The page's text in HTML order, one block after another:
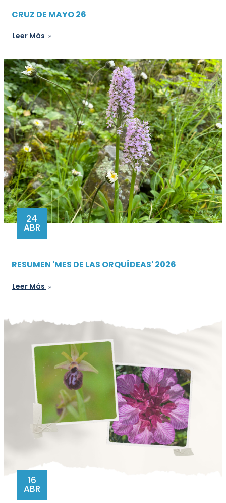
CRUZ DE MAYO 26
Leer Más
24
ABR
RESUMEN 'MES DE LAS ORQUÍDEAS' 2026
Leer Más
16
ABR